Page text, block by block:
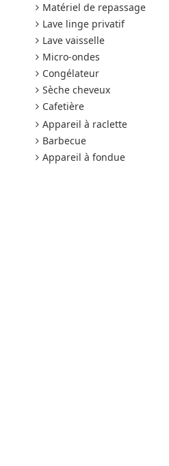
Matériel de repassage
Lave linge privatif
Lave vaisselle
Micro-ondes
Congélateur
Sèche cheveux
Cafetière
Appareil à raclette
Barbecue
Appareil à fondue